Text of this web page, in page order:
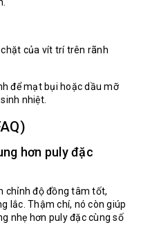
của vít trí trên rãnh
để mạt bụi hoặc dầu mỡ
nhiệt.
hơn puly đặc
chỉnh độ đồng tâm tốt,
lắc. Thậm chí, nó còn giúp
nhẹ hơn puly đặc cùng số